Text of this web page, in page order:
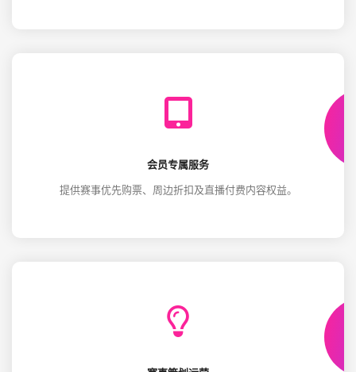
会员专属服务
提供赛事优先购票、周边折扣及直播付费内容权益。